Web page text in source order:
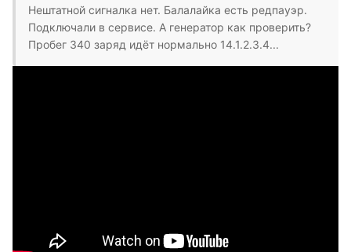
Нештатной сигналка нет. Балалайка есть редпауэр.
Подключали в сервисе. А генератор как проверить?
Пробег 340 заряд идёт нормально 14.1.2.3.4...